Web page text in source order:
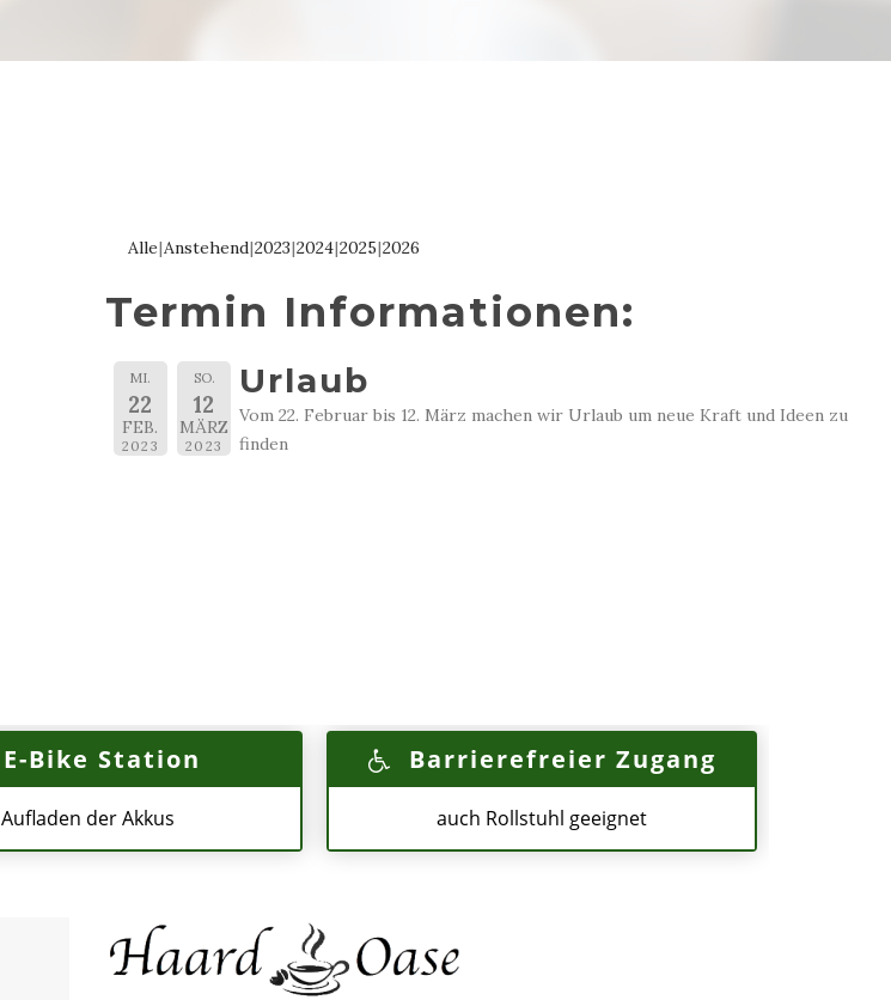
Alle Anstehend 2023 2024 2025 2026
Termin Informationen:
MI.
22
FEB.
2023
SO.
12
MÄRZ
2023
Urlaub
Vom 22. Februar bis 12. März machen wir Urlaub um neue Kraft und Ideen zu
finden
E-Bike Station
Aufladen der Akkus
Barrierefreier Zugang
auch Rollstuhl geeignet